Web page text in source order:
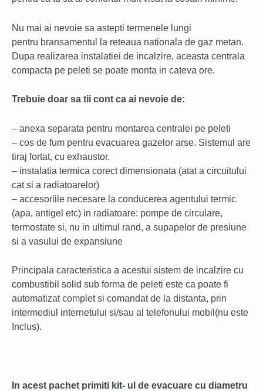
Nu mai ai nevoie sa astepti termenele lungi
pentru bransamentul la reteaua nationala de gaz metan.
Dupa realizarea instalatiei de incalzire, aceasta centrala
compacta pe peleti se poate monta in cateva ore.
Trebuie doar sa tii cont ca ai nevoie de:
– anexa separata pentru montarea centralei pe peleti
– cos de fum pentru evacuarea gazelor arse. Sistemul are
tiraj fortat, cu exhaustor.
– instalatia termica corect dimensionata (atat a circuitului
cat si a radiatoarelor)
– accesoriile necesare la conducerea agentului termic
(apa, antigel etc) in radiatoare: pompe de circulare,
termostate si, nu in ultimul rand, a supapelor de presiune
si a vasului de expansiune
Principala caracteristica a acestui sistem de incalzire cu
combustibil solid sub forma de peleti este ca poate fi
automatizat complet si comandat de la distanta, prin
intermediul internetului si/sau al telefonului mobil(nu este
Inclus).
In acest pachet primiti kit- ul de evacuare cu diametru